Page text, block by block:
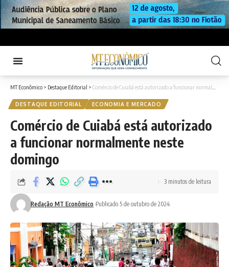
MT Econômico > Destaque Editorial > Comércio de Cuiabá está autorizado a funcionar normalmente neste domingo
DESTAQUE EDITORIAL ECONOMIA E MERCADO
Comércio de Cuiabá está autorizado
a funcionar normalmente neste
domingo
Redação MT Econômico Publicado 5 de outubro de 2024
3 minutos de leitura